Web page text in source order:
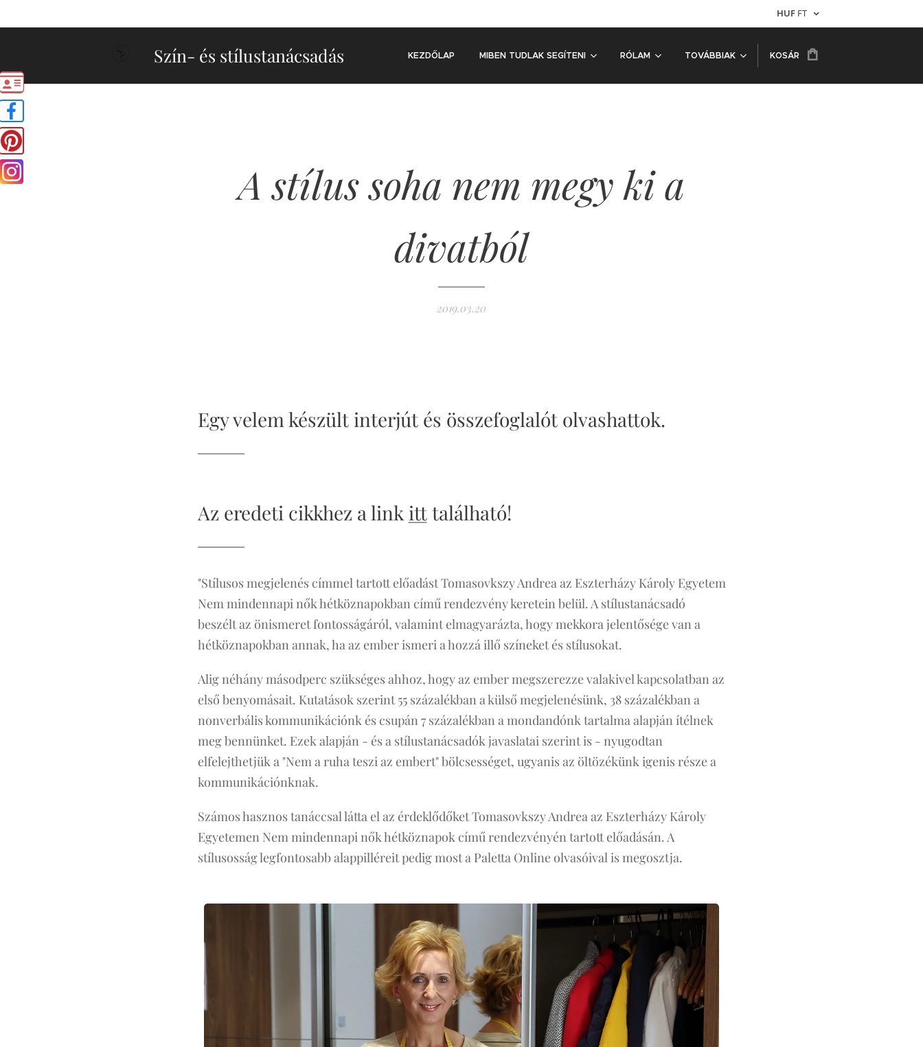
HUF FT
Szín- és stílustanácsadás KEZDŐLAP MIBEN TUDLAK SEGÍTENI RÓLAM TOVÁBBIAK KOSÁR
A stílus soha nem megy ki a
divatból
2019.03.20
Egy velem készült interjút és összefoglalót olvashattok.
Az eredeti cikkhez a link itttalálható!
"Stílusos megjelenés címmel tartott előadást Tomasovkszy Andrea az Eszterházy Károly Egyetem
Nem mindennapi nők hétköznapokban című rendezvény keretein belül. A stílustanácsadó
beszélt az önismeret fontosságáról, valamint elmagyarázta, hogy mekkora jelentősége van a
hétköznapokban annak, ha az ember ismeri a hozzá illő színeket és stílusokat.
Alig néhány másodperc szükséges ahhoz, hogy az ember megszerezze valakivel kapcsolatban az
első benyomásait. Kutatások szerint 55 százalékban a külső megjelenésünk, 38 százalékban a
nonverbális kommunikációnk és csupán 7 százalékban a mondandónk tartalma alapján ítélnek
meg bennünket. Ezek alapján - és a stílustanácsadók javaslatai szerint is - nyugodtan
elfelejthetjük a "Nem a ruha teszi az embert" bölcsességet, ugyanis az öltözékünk igenis része a
kommunikációnknak.
Számos hasznos tanáccsal látta el az érdeklődőket Tomasovkszy Andrea az Eszterházy Károly
Egyetemen Nem mindennapi nők hétköznapok című rendezvényén tartott előadásán. A
stílusosság legfontosabb alappilléreit pedig most a Paletta Online olvasóival is megosztja.